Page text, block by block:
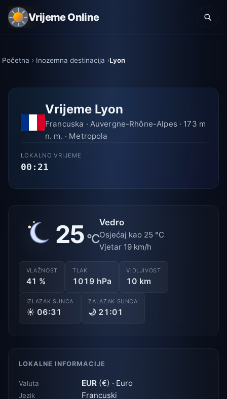
Vrijeme Online
Početna Inozemna destinacija Lyon
Vrijeme Lyon
Francuska · Auvergne-Rhône-Alpes · 173 m
n. m. · Metropola
LOKALNO VRIJEME
00:21
25 °C
Vedro
Osjećaj kao 25 °C
Vjetar 19 km/h
VLAŽNOST
41 %
TLAK
1019 hPa
VIDLJIVOST
10 km
IZLAZAK SUNCA
☀ 06:31
ZALAZAK SUNCA
🌙 21:01
LOKALNE INFORMACIJE
Valuta EUR (€) · Euro
Jezik Francuski